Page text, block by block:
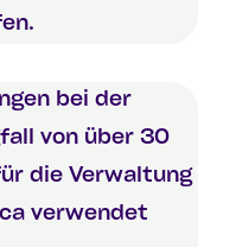
bei der
von über 30
die Verwaltung
verwendet